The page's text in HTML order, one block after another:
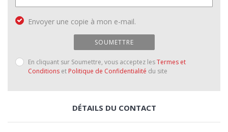
Envoyer une copie à mon e-mail.
SOUMETTRE
En cliquant sur Soumettre, vous acceptez lesTermes et
Conditions et Politique de Confidentialité du site
DÉTAILS DU CONTACT